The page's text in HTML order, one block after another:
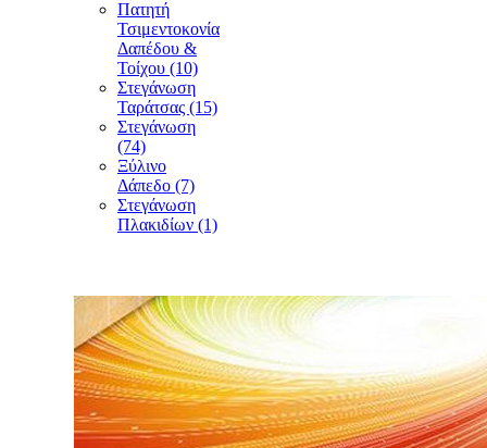
Πατητή
Τσιμεντοκονία
Δαπέδου &
Τοίχου (10)
Στεγάνωση
Ταράτσας (15)
Στεγάνωση
(74)
Ξύλινο
Δάπεδο (7)
Στεγάνωση
Πλακιδίων (1)